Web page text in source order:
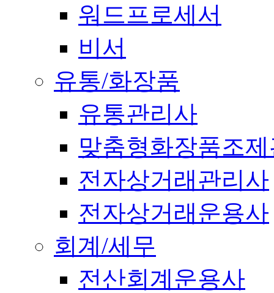
워드프로세서
비서
유통/화장품
유통관리사
맞춤형화장품조
전자상거래관리사
전자상거래운용사
회계/세무
전산회계운용사